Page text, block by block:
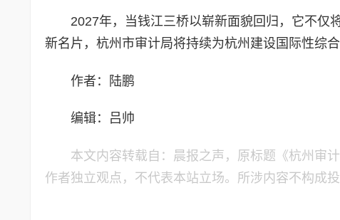
2027年，当钱江三桥以崭新面貌回归，它不仅
新名片，杭州市审计局将持续为杭州建设国际性综
作者：陆鹏
编辑：吕帅
本文内容转载自：晨报之声，原标题《杭州审
作者独立观点，不代表本站立场。所涉内容不构成